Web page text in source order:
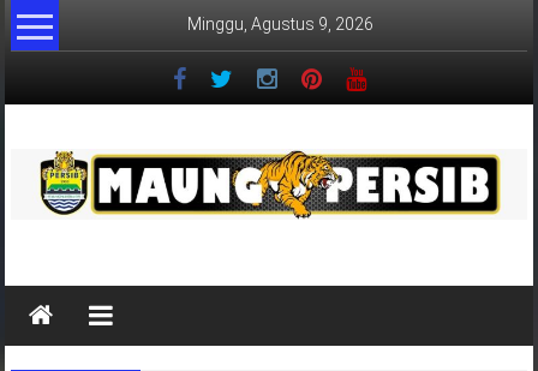
Lompat
ke
Minggu, Agustus 9, 2026
Maung
Persib